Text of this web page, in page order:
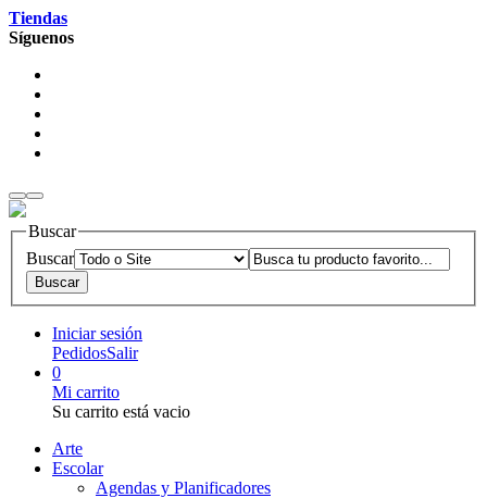
Tiendas
Síguenos
Buscar
Buscar
Iniciar sesión
PedidosSalir
0
Mi carrito
Su carrito está vacio
Arte
Escolar
Agendas y Planificadores